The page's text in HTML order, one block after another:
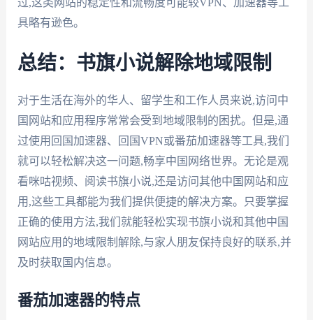
过,这类网站的稳定性和流畅度可能较VPN、加速器等工
具略有逊色。
总结：书旗小说解除地域限制
对于生活在海外的华人、留学生和工作人员来说,访问中
国网站和应用程序常常会受到地域限制的困扰。但是,通
过使用回国加速器、回国VPN或番茄加速器等工具,我们
就可以轻松解决这一问题,畅享中国网络世界。无论是观
看咪咕视频、阅读书旗小说,还是访问其他中国网站和应
用,这些工具都能为我们提供便捷的解决方案。只要掌握
正确的使用方法,我们就能轻松实现书旗小说和其他中国
网站应用的地域限制解除,与家人朋友保持良好的联系,并
及时获取国内信息。
番茄加速器的特点